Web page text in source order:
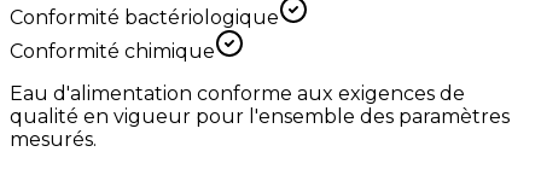
Conformité bactériologique
Conformité chimique
Eau d'alimentation conforme aux exigences de
qualité en vigueur pour l'ensemble des paramètres
mesurés.